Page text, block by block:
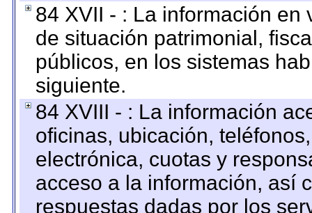
84 XVII - : La información
de situación patrimonial,
públicos, en los sistemas
siguiente.
84 XVIII - : La información
oficinas, ubicación,
electrónica, cuotas y
acceso a la información, así
respuestas dadas por los